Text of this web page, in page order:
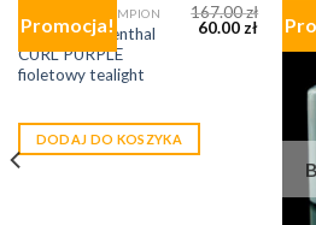
Promocja!
ŚWIECZNIK - LAMPION
Lampion Rosenthal
CURL PURPLE
fioletowy tealight
167.00zł
60.00 zł
DODAJ DO KOSZYKA